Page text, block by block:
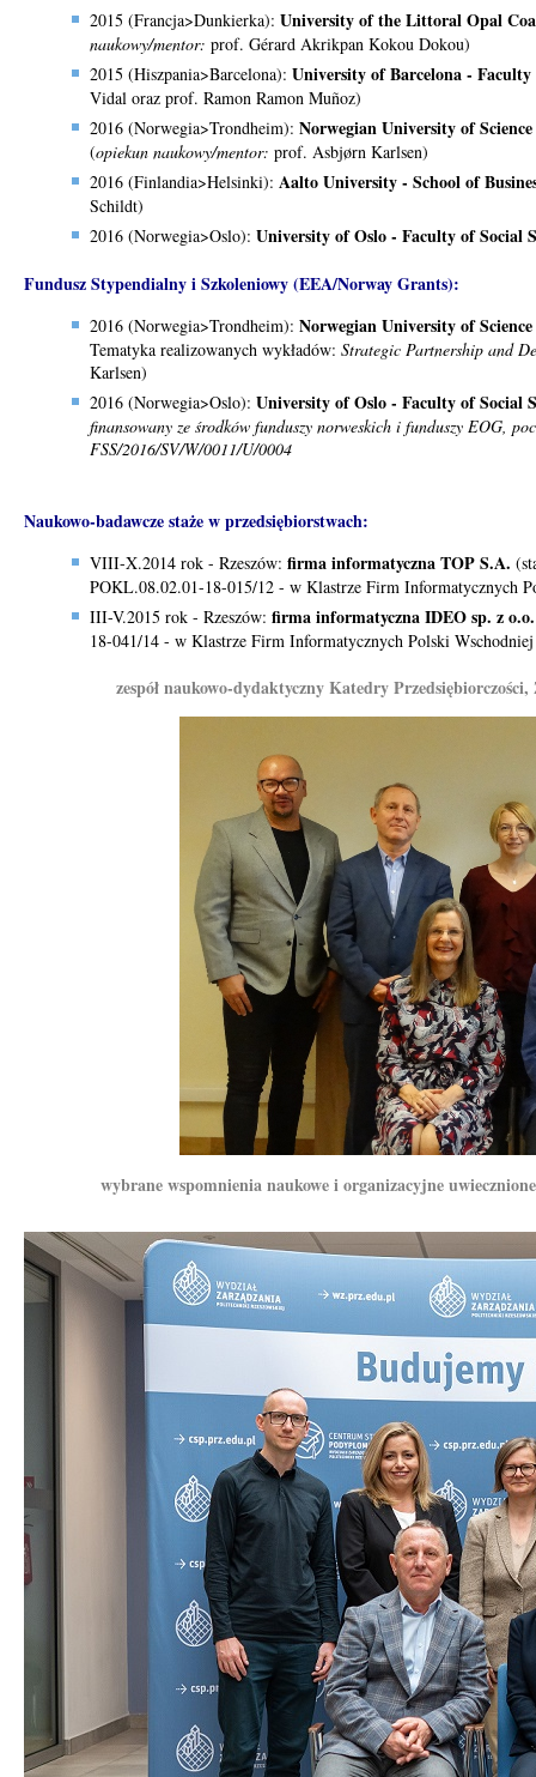
2015 (Francja>Dunkierka): University of the Littoral Opal
naukowy/mentor: prof. Gérard Akrikpan Kokou Dokou)
2015 (Hiszpania>Barcelona): University of Barcelona -
Vidal oraz prof. Ramon Ramon Muñoz)
2016 (Norwegia>Trondheim): Norwegian University of
(opiekun naukowy/mentor: prof. Asbjørn Karlsen)
2016 (Finlandia>Helsinki): Aalto University - School of
Schildt)
2016 (Norwegia>Oslo): University of Oslo - Faculty of Social
Fundusz Stypendialny i Szkoleniowy (EEA/Norway Grants):
2016 (Norwegia>Trondheim): Norwegian University of
Tematyka realizowanych wykładów: Strategic Partnership and
Karlsen)
2016 (Norwegia>Oslo): University of Oslo - Faculty of Social
finansowany ze środków funduszy norweskich i funduszy EOG,
FSS/2016/SV/W/0011/U/0004
Naukowo-badawcze staże w przedsiębiorstwach:
VIII-X.2014 rok - Rzeszów: firma informatyczna TOP S.A.
POKL.08.02.01-18-015/12 - w Klastrze Firm Informatycznych
III-V.2015 rok - Rzeszów: firma informatyczna IDEO sp. z
18-041/14 - w Klastrze Firm Informatycznych Polski
zespół naukowo-dydaktyczny Katedry
wybrane wspomnienia naukowe i organizacyjne